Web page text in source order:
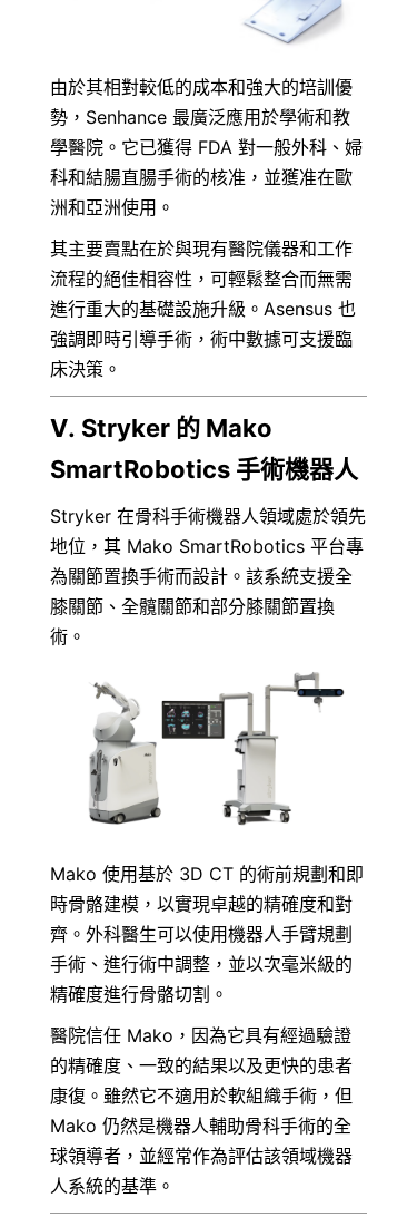
由於其相對較低的成本和強大的培訓優
勢，Senhance 最廣泛應用於學術和教
學醫院。它已獲得 FDA 對一般外科、婦
科和結腸直腸手術的核准，並獲准在歐
洲和亞洲使用。
其主要賣點在於與現有醫院儀器和工作
流程的絕佳相容性，可輕鬆整合而無需
進行重大的基礎設施升級。Asensus 也
強調即時引導手術，術中數據可支援臨
床決策。
V. Stryker 的 Mako
SmartRobotics 手術機器人
Stryker 在骨科手術機器人領域處於領先
地位，其 Mako SmartRobotics 平台專
為關節置換手術而設計。該系統支援全
膝關節、全髖關節和部分膝關節置換
術。
Mako 使用基於 3D CT 的術前規劃和即
時骨骼建模，以實現卓越的精確度和對
齊。外科醫生可以使用機器人手臂規劃
手術、進行術中調整，並以次毫米級的
精確度進行骨骼切割。
醫院信任 Mako，因為它具有經過驗證
的精確度、一致的結果以及更快的患者
康復。雖然它不適用於軟組織手術，但
Mako 仍然是機器人輔助骨科手術的全
球領導者，並經常作為評估該領域機器
人系統的基準。